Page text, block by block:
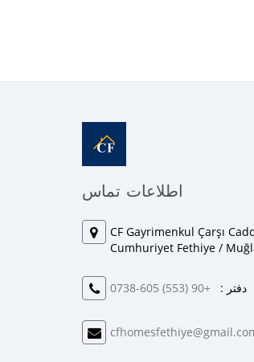
اطلاعات تماس
CF Gayrimenkul Çarşı
Cumhuriyet Fethiye /
دفتر : +90 (553) 605-0738